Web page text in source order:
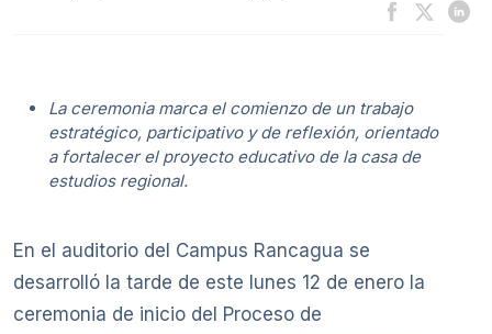
La ceremonia marca el comienzo de un trabajo
estratégico, participativo y de reflexión, orientado
a fortalecer el proyecto educativo de la casa de
estudios regional.
En el auditorio del Campus Rancagua se
desarrolló la tarde de este lunes 12 de enero la
ceremonia de inicio del Proceso de